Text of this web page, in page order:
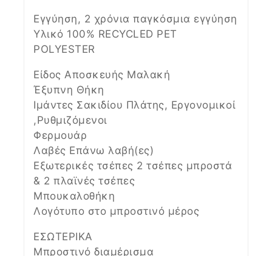
Εγγύηση, 2 χρόνια παγκόσμια εγγύηση
Υλικό 100% RECYCLED PET
POLYESTER
Είδος Αποσκευής Μαλακή
Έξυπνη Θήκη
Ιμάντες Σακιδίου Πλάτης, Εργονομικοί
,Ρυθμιζόμενοι
Φερμουάρ
Λαβές Επάνω λαβή(ες)
Εξωτερικές τσέπες 2 τσέπες μπροστά
& 2 πλαϊνές τσέπες
Μπουκαλοθήκη
Λογότυπο στο μπροστινό μέρος
ΕΣΩΤΕΡΙΚΑ
Μπροστινό διαμέρισμα